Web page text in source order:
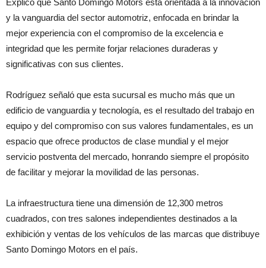
Explicó que Santo Domingo Motors está orientada a la innovación
y la vanguardia del sector automotriz, enfocada en brindar la
mejor experiencia con el compromiso de la excelencia e
integridad que les permite forjar relaciones duraderas y
significativas con sus clientes.
Rodríguez señaló que esta sucursal es mucho más que un
edificio de vanguardia y tecnología, es el resultado del trabajo en
equipo y del compromiso con sus valores fundamentales, es un
espacio que ofrece productos de clase mundial y el mejor
servicio postventa del mercado, honrando siempre el propósito
de facilitar y mejorar la movilidad de las personas.
La infraestructura tiene una dimensión de 12,300 metros
cuadrados, con tres salones independientes destinados a la
exhibición y ventas de los vehículos de las marcas que distribuye
Santo Domingo Motors en el país.